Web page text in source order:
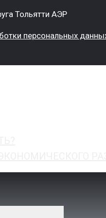
Тольятти АЭР
персональных